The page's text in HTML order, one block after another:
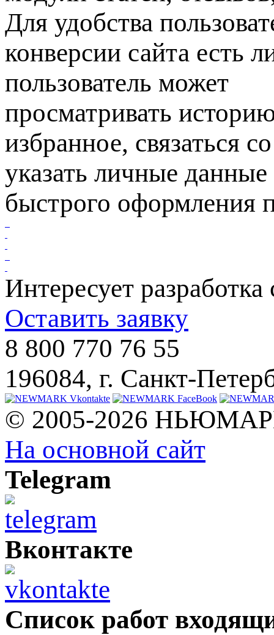
Для удобства
конверсии сайта есть
пользователь может
просматривать
избранное, связаться
указать личные данные
быстрого оформления
Интересует разработка
Оставить заявку
8 800 770 76 55
196084, г. Санкт-
© 2005-2026
На основной сайт
Telegram
Вконтакте
Список работ